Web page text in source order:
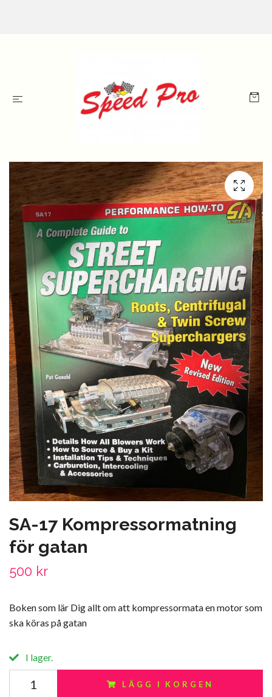
SA-17 Kompressormatning
för gatan
500 kr
Boken som lär Dig allt om att kompressormata en motor som
ska köras på gatan
I lager.
LÄGG I KORGEN